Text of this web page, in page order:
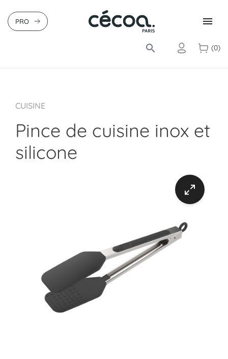

PRO
search (0)
CUISINE
Pince de cuisine inox et
silicone